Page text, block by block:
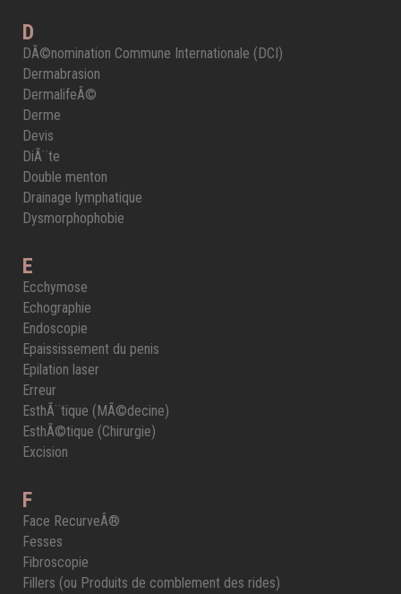
D
DÃ©nomination Commune Internationale (DCI)
Dermabrasion
DermalifeÂ©
Derme
Devis
DiÃ¨te
Double menton
Drainage lymphatique
Dysmorphophobie
E
Ecchymose
Echographie
Endoscopie
Epaississement du penis
Epilation laser
Erreur
EsthÃ¨tique (MÃ©decine)
EsthÃ©tique (Chirurgie)
Excision
F
Face RecurveÂ®
Fesses
Fibroscopie
Fillers (ou Produits de comblement des rides)